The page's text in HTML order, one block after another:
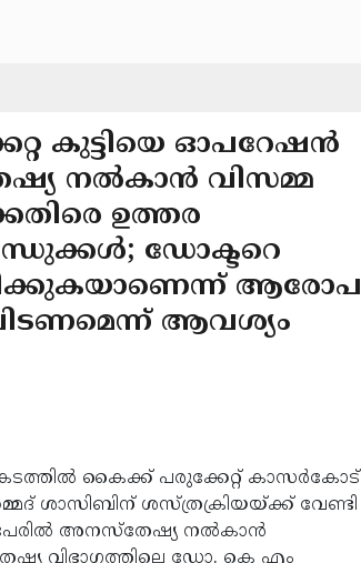
കുട്ടിയെ ഓപറേഷന്‍
നല്‍കാന്‍ വിസമ്മ
ഉത്തര
ഡോക്ടറെ
ആരോപ
ആവശ്യം
കൈക്ക് പരുക്കേറ്റ് കാസര്‍കോട്
ശാസിബിന് ശസ്ത്രക്രിയയ്ക്ക് വേണ്ടി
പേരില്‍ അനസ്തേഷ്യ നല്‍കാന്‍
വിഭാഗത്തിലെ ഡോ. കെ എം